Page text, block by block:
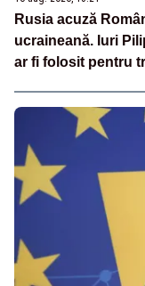
Rusia acuză
ucraineană. Iuri
ar fi folosit pentru